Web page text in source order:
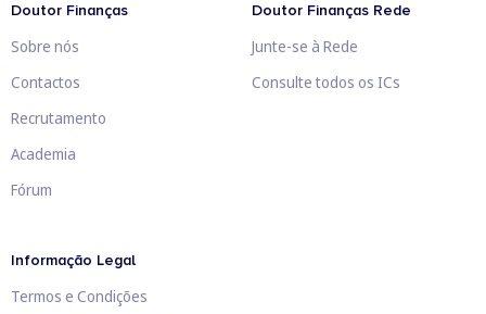
Doutor Finanças
Sobre nós
Contactos
Recrutamento
Academia
Fórum
Doutor Finanças Rede
Junte-se à Rede
Consulte todos os ICs
Informação Legal
Termos e Condições